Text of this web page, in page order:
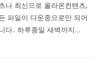
나 최신으로 올라온컨텐츠,
파일이 다운중으로만 되어
다.. 하루종일 새벽까지…